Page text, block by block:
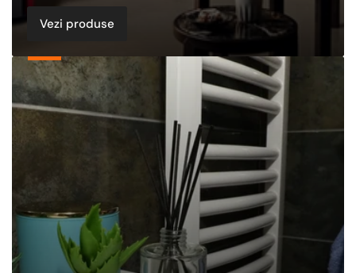
Vezi produse
Echipamente
de
Incalzire